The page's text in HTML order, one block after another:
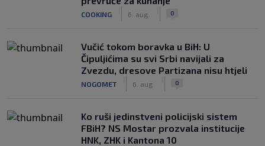
COOKING 6. aug. 0
Vučić tokom boravka u BiH: U
Čipuljićima su svi Srbi navijali za
Zvezdu, dresove Partizana nisu htjeli
NOGOMET 6. aug. 0
Ko ruši jedinstveni policijski sistem
FBiH? NS Mostar prozvala institucije
HNK, ZHK i Kantona 10